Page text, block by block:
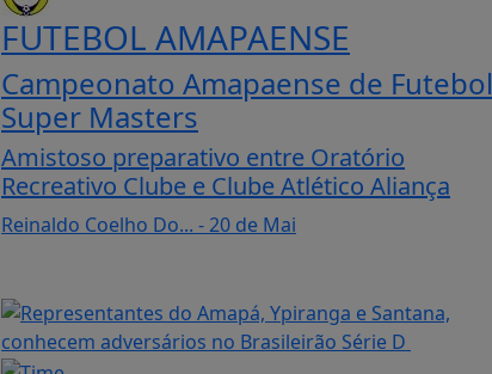
FUTEBOL AMAPAENSE
Campeonato Amapaense de Futebol
Super Masters
Amistoso preparativo entre Oratório
Recreativo Clube e Clube Atlético Aliança
Reinaldo Coelho Do... - 20 de Mai